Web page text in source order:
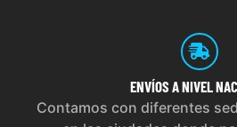
ENVÍOS A NIVEL
Contamos con diferentes